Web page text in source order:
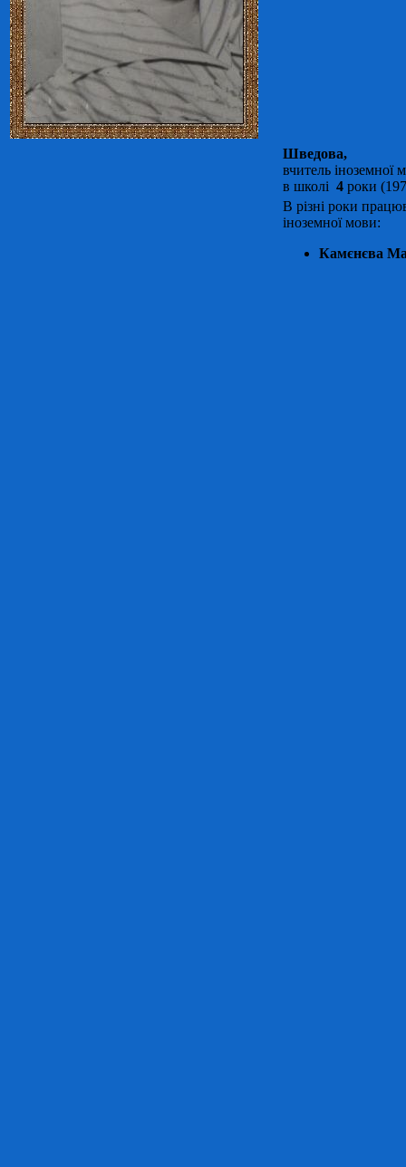
Шведова,
вчитель іноземної
в школі 4 роки
В різні роки
іноземної мови:
Камєнєва